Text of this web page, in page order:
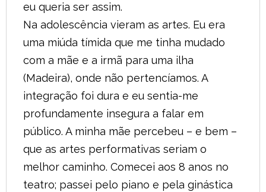
eu queria ser assim.
Na adolescência vieram as artes. Eu era
uma miúda tímida que me tinha mudado
com a mãe e a irmã para uma ilha
(Madeira), onde não pertencíamos. A
integração foi dura e eu sentia-me
profundamente insegura a falar em
público. A minha mãe percebeu – e bem –
que as artes performativas seriam o
melhor caminho. Comecei aos 8 anos no
teatro; passei pelo piano e pela ginástica